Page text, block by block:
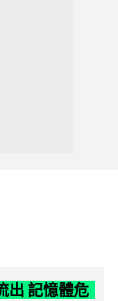
出 記憶體危